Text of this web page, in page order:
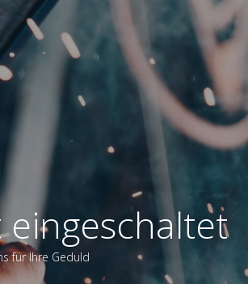
für Ihre Geduld